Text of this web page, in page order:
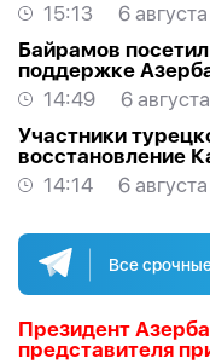
15:13
6
Байрамов
поддержке
14:49
6
Участники
восстановление
коридор
14:14 6
Все
Президент
представителя